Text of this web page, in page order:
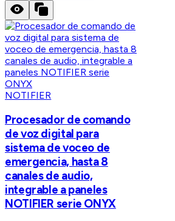
NOTIFIER
Procesador de comando
de voz digital para
sistema de voceo de
emergencia, hasta 8
canales de audio,
integrable a paneles
NOTIFIER serie ONYX